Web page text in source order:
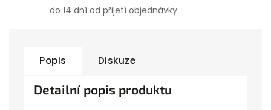
do 14 dní od přijetí objednávky
Popis Diskuze
Detailní popis produktu